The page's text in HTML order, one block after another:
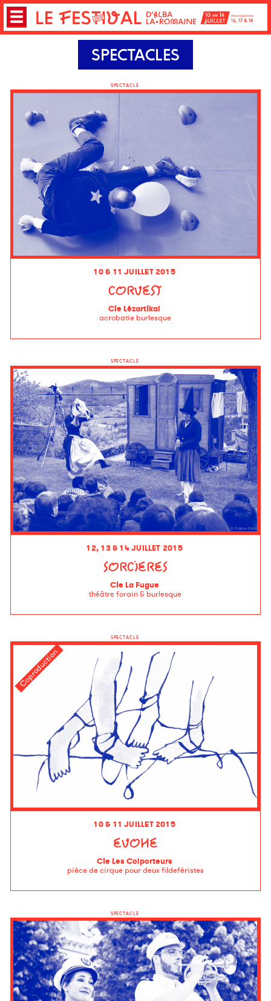
SPECTACLES
SPECTACLE
10 & 11 JUILLET 2015
CORVEST
Cie Lézartikal
acrobatie burlesque
SPECTACLE
12, 13 & 14 JUILLET 2015
SORCIERES
Cie La Fugue
théâtre forain & burlesque
SPECTACLE
Coproduction
10 & 11 JUILLET 2015
EVOHE
Cie Les Colporteurs
pièce de cirque pour deux fildeféristes
SPECTACLE